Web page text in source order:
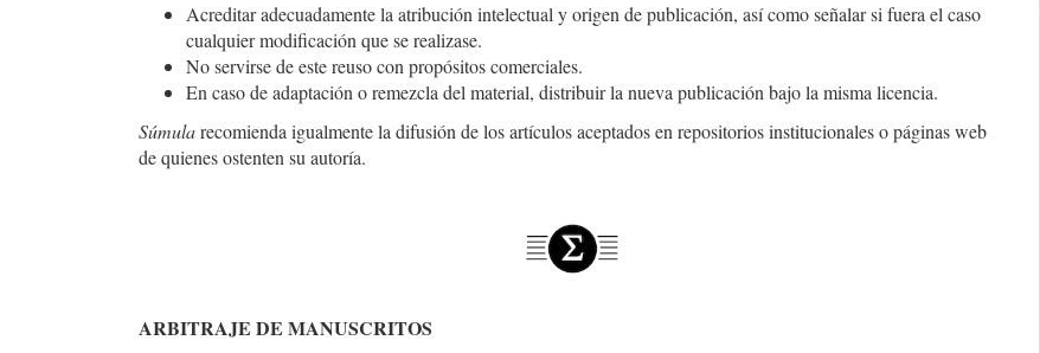
Acreditar adecuadamente la atribución intelectual y origen de publicación, así como señalar si fuera el caso
cualquier modificación que se realizase.
No servirse de este reuso con propósitos comerciales.
En caso de adaptación o remezcla del material, distribuir la nueva publicación bajo la misma licencia.
Súmularecomienda igualmente la difusión de los artículos aceptados en repositorios institucionales o páginas web
de quienes ostenten su autoría.
ARBITRAJE DE MANUSCRITOS